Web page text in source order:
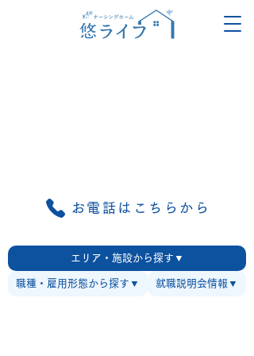
お電話はこちらから
エリア・施設から探す▼
職種・雇用形態から探す▼ 就職説明会情報▼